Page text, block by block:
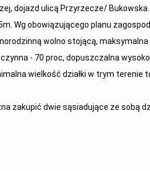
dojazd ulicą Przyrzecze/
Wg obowiązującego planu
wolno stojącą,
- 70 proc, dopuszczalna
wielkość działki w trym terenie
zakupić dwie sąsiadujące ze sobą